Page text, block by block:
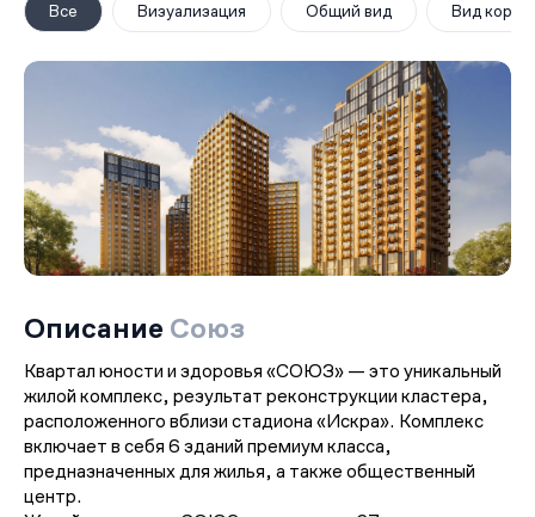
Все Визуализация Общий вид Вид
Описание Союз
Квартал юности и здоровья «СОЮЗ» — это уникальный
жилой комплекс, результат реконструкции кластера,
расположенного вблизи стадиона «Искра». Комплекс
включает в себя 6 зданий премиум класса,
предназначенных для жилья, а также общественный
центр.